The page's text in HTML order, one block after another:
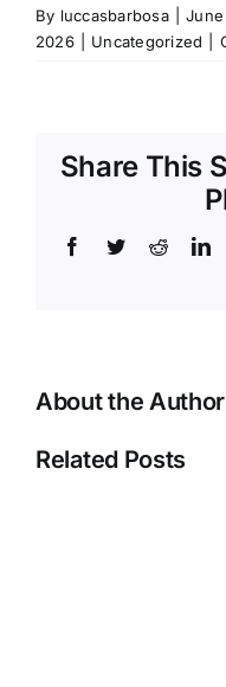
By luccasbarbosa
June
2026
Uncategorized
Share This
Facebook
TwitterReddit
About the
Related Posts